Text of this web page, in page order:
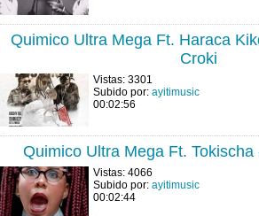
Quimico Ultra Mega Ft. Haraca
Croki
Vistas: 3301
Subido por: ayitimusic
00:02:56
Quimico Ultra Mega Ft.
Vistas: 4066
Subido por: ayitimusic
00:02:44